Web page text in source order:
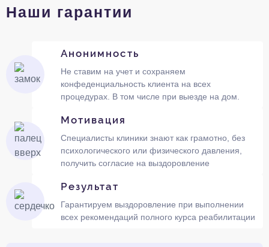
Наши гарантии
Анонимность
Не ставим на учет и сохраняем
конфеденциальность клиента на всех
процедурах. В том числе при выезде на дом.
Мотивация
Специалисты клиники знают как грамотно, без
психологического или физического давления,
получить согласие на выздоровление
Результат
Гарантируем выздоровление при выполнении
всех рекомендаций полного курса реабилитации